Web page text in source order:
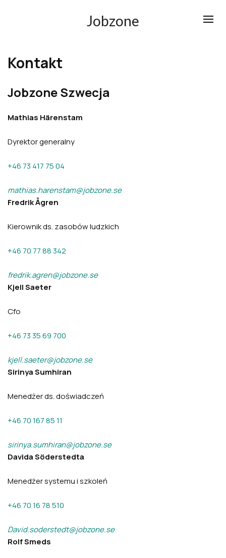
Jobzone
Kontakt
Jobzone Szwecja
Mathias Härenstam
Dyrektor generalny
+46 73 417 75 04
mathias.harenstam@jobzone.se
Fredrik Ågren
Kierownik ds. zasobów ludzkich
+46 70 77 88 342
fredrik.agren@jobzone.se
Kjell Saeter
Cfo
+46 73 35 69 700
kjell.saeter@jobzone.se
Sirinya Sumhiran
Menedżer ds. doświadczeń
+46 70 167 85 11
sirinya.sumhiran@jobzone.se
Davida Söderstedta
Menedżer systemu i szkoleń
+46 70 16 78 510
David.soderstedt@jobzone.se
Rolf Smeds